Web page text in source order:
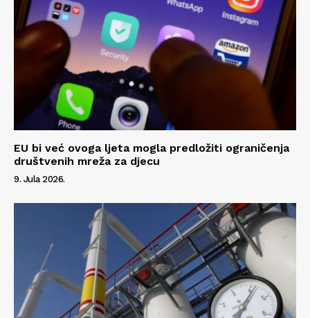
EU bi već ovoga ljeta mogla predložiti ograničenja
društvenih mreža za djecu
9. Jula 2026.